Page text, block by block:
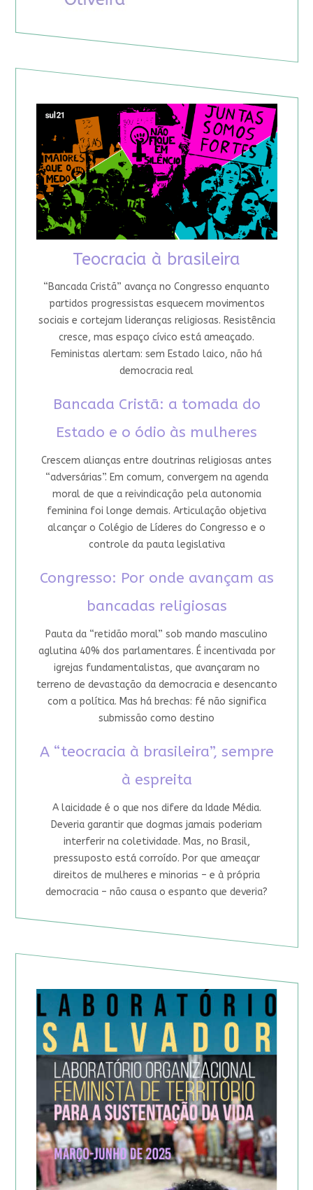
Teocracia à brasileira
“Bancada Cristã” avança no Congresso enquanto
partidos progressistas esquecem movimentos
sociais e cortejam lideranças religiosas. Resistência
cresce, mas espaço cívico está ameaçado.
Feministas alertam: sem Estado laico, não há
democracia real
Bancada Cristã: a tomada do
Estado e o ódio às mulheres
Crescem alianças entre doutrinas religiosas antes
“adversárias”. Em comum, convergem na agenda
moral de que a reivindicação pela autonomia
feminina foi longe demais. Articulação objetiva
alcançar o Colégio de Líderes do Congresso e o
controle da pauta legislativa
Congresso: Por onde avançam as
bancadas religiosas
Pauta da “retidão moral” sob mando masculino
aglutina 40% dos parlamentares. É incentivada por
igrejas fundamentalistas, que avançaram no
terreno de devastação da democracia e desencanto
com a política. Mas há brechas: fé não significa
submissão como destino
A “teocracia à brasileira”, sempre
à espreita
A laicidade é o que nos difere da Idade Média.
Deveria garantir que dogmas jamais poderiam
interferir na coletividade. Mas, no Brasil,
pressuposto está corroído. Por que ameaçar
direitos de mulheres e minorias – e à própria
democracia – não causa o espanto que deveria?